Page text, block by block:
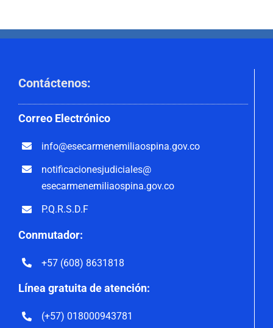
Contáctenos:
Correo Electrónico
info@esecarmenemiliaospina.gov.co
notificacionesjudiciales@
esecarmenemiliaospina.gov.co
P.Q.R.S.D.F
Conmutador:
+57 (608) 8631818
Línea gratuita de atención:
(+57) 018000943781